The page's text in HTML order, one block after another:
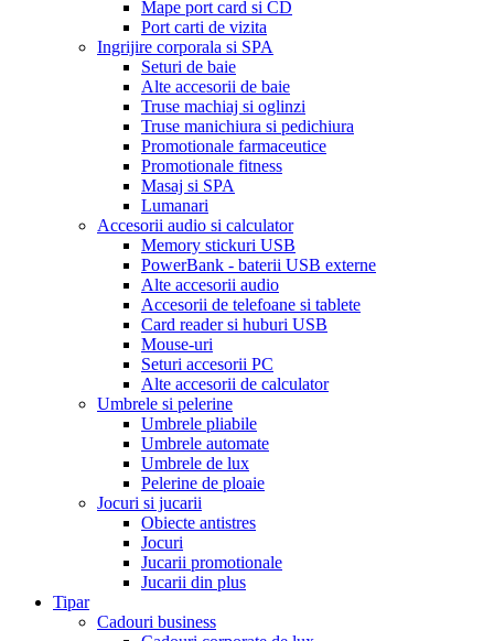
Mape port card si CD
Port carti de vizita
Ingrijire corporala si SPA
Seturi de baie
Alte accesorii de baie
Truse machiaj si oglinzi
Truse manichiura si pedichiura
Promotionale farmaceutice
Promotionale fitness
Masaj si SPA
Lumanari
Accesorii audio si calculator
Memory stickuri USB
PowerBank - baterii USB externe
Alte accesorii audio
Accesorii de telefoane si tablete
Card reader si huburi USB
Mouse-uri
Seturi accesorii PC
Alte accesorii de calculator
Umbrele si pelerine
Umbrele pliabile
Umbrele automate
Umbrele de lux
Pelerine de ploaie
Jocuri si jucarii
Obiecte antistres
Jocuri
Jucarii promotionale
Jucarii din plus
Tipar
Cadouri business